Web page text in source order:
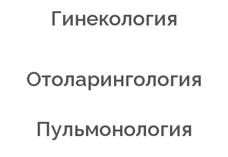
Гинекология
Отоларингология
Пульмонология